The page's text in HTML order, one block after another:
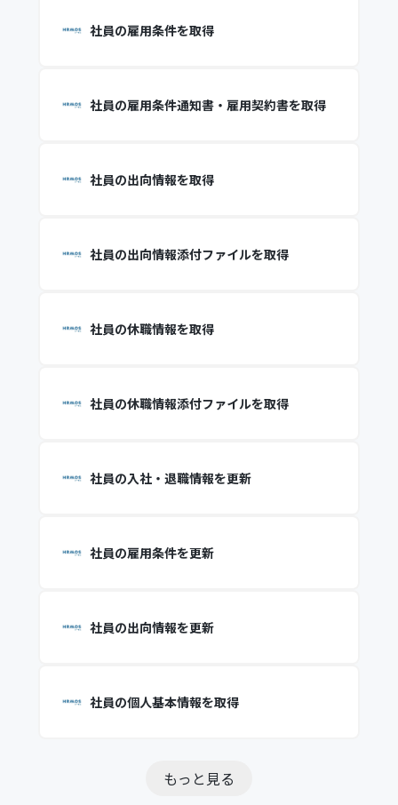
社員の雇用条件を取得
社員の雇用条件通知書・雇用契約書を取得
社員の出向情報を取得
社員の出向情報添付ファイルを取得
社員の休職情報を取得
社員の休職情報添付ファイルを取得
社員の入社・退職情報を更新
社員の雇用条件を更新
社員の出向情報を更新
社員の個人基本情報を取得
もっと見る